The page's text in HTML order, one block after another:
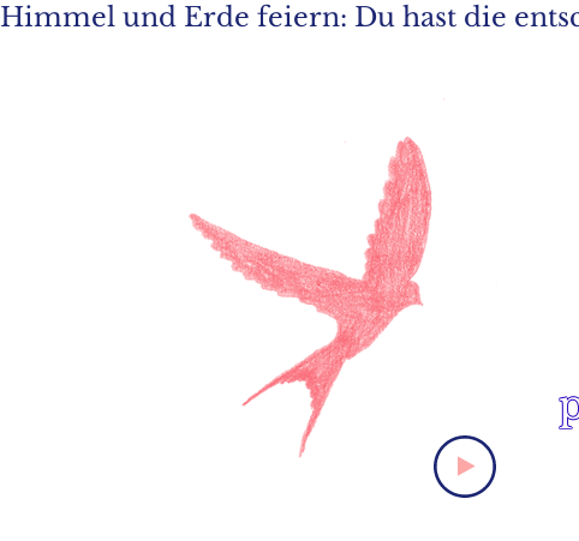
Himmel und Erde feiern: Du hast die